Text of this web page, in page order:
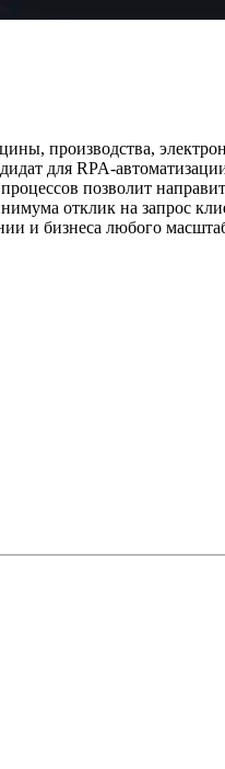
производства,
для RPA-
позволит
отклик на запрос
и бизнеса любого